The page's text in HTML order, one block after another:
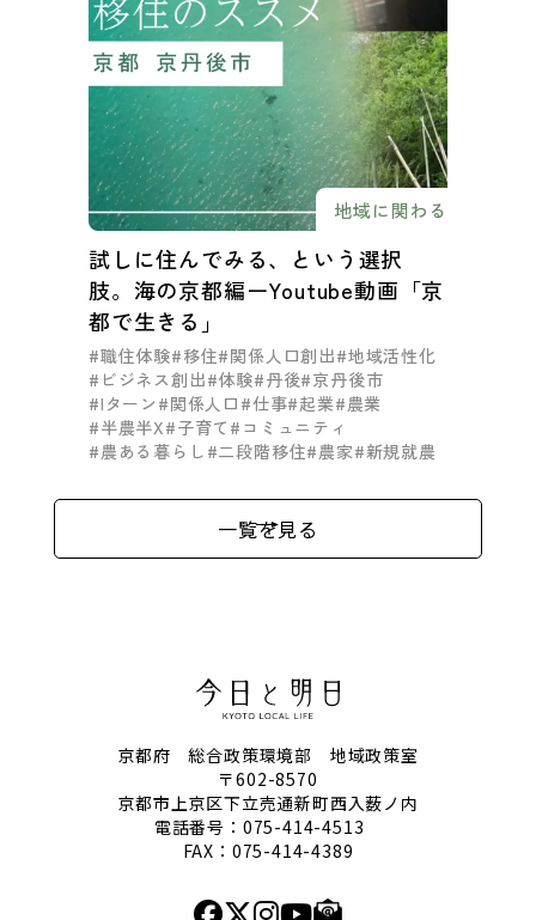
地域に関わる
試しに住んでみる、という選択
肢。海の京都編ーYoutube動画「京
都で生きる」
#職住体験#移住#関係人口創出#地域活性化
#ビジネス創出#体験#丹後#京丹後市
#Iターン#関係人口 #仕事#起業#農業
#半農半X#子育て #コミュニティ
#農ある暮らし #二段階移住#農家#新規就農
一覧を見る
京都府 総合政策環境部 地域政策室
〒602-8570
京都市上京区下立売通新町西入薮ノ内
電話番号： 075-414-4513
FAX：075-414-4389